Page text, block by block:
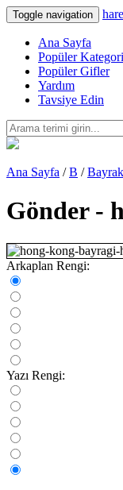
Toggle navigation
Ana Sayfa
Popüler
Popüler Gifler
Yardım
Tavsiye Edin
Ana Sayfa /B /
Gönder -
Arkaplan Rengi:
Yazı Rengi: